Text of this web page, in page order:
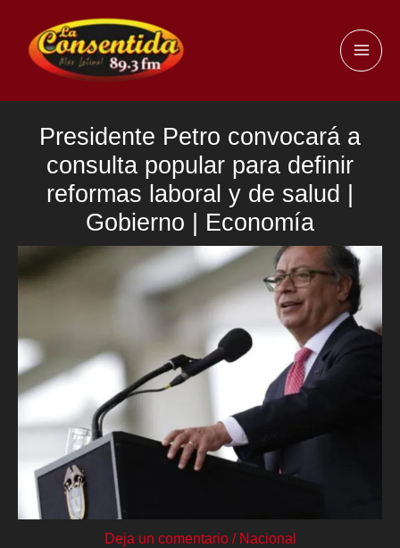
contenido
Presidente Petro convocará a
consulta popular para definir
reformas laboral y de salud |
Gobierno | Economía
Deja un comentario / Nacional